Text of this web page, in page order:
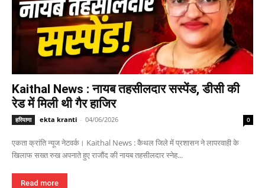
Kaithal News : नायब तहसीलदार सस्पेंड, डीसी की
रेड में मिली थी गैर हाजिर
हरियाणा ekta kranti - 04/06/2026 0
एकता क्रांति न्यूज नेटवर्क। Kaithal News : कैथल जिले में प्रशासन ने लापरवाही के
खिलाफ सख्त रुख अपनाते हुए राजौंद की नायब तहसीलदार स्नेह...
Read more